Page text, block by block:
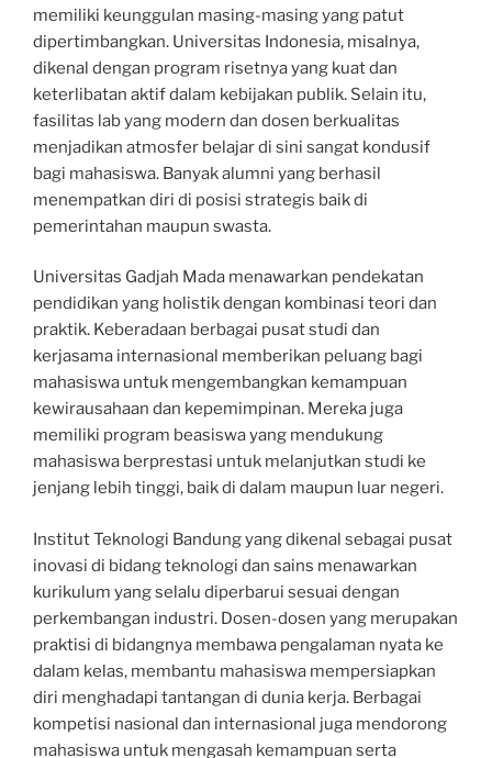
memiliki keunggulan masing-masing yang patut
dipertimbangkan. Universitas Indonesia, misalnya,
dikenal dengan program risetnya yang kuat dan
keterlibatan aktif dalam kebijakan publik. Selain itu,
fasilitas lab yang modern dan dosen berkualitas
menjadikan atmosfer belajar di sini sangat kondusif
bagi mahasiswa. Banyak alumni yang berhasil
menempatkan diri di posisi strategis baik di
pemerintahan maupun swasta.
Universitas Gadjah Mada menawarkan pendekatan
pendidikan yang holistik dengan kombinasi teori dan
praktik. Keberadaan berbagai pusat studi dan
kerjasama internasional memberikan peluang bagi
mahasiswa untuk mengembangkan kemampuan
kewirausahaan dan kepemimpinan. Mereka juga
memiliki program beasiswa yang mendukung
mahasiswa berprestasi untuk melanjutkan studi ke
jenjang lebih tinggi, baik di dalam maupun luar negeri.
Institut Teknologi Bandung yang dikenal sebagai pusat
inovasi di bidang teknologi dan sains menawarkan
kurikulum yang selalu diperbarui sesuai dengan
perkembangan industri. Dosen-dosen yang merupakan
praktisi di bidangnya membawa pengalaman nyata ke
dalam kelas, membantu mahasiswa mempersiapkan
diri menghadapi tantangan di dunia kerja. Berbagai
kompetisi nasional dan internasional juga mendorong
mahasiswa untuk mengasah kemampuan serta